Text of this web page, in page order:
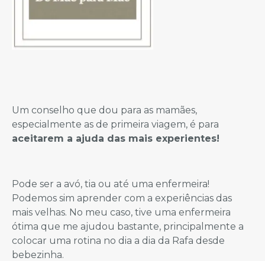
Um conselho que dou para as mamães,
especialmente as de primeira viagem, é para
aceitarem a ajuda das mais experientes!
Pode ser a avó, tia ou até uma enfermeira!
Podemos sim aprender com a experiências das
mais velhas. No meu caso, tive uma enfermeira
ótima que me ajudou bastante, principalmente a
colocar uma rotina no dia a dia da Rafa desde
bebezinha.